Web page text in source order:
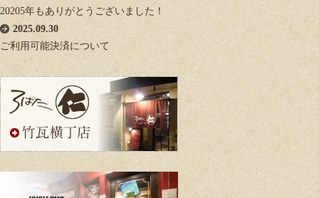
20205年もありがとうございました！
2025.09.30
ご利用可能決済について